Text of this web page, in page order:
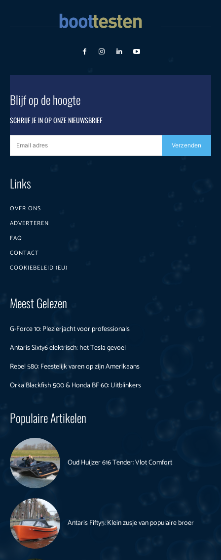
Blijf op de hoogte
SCHRIJF JE IN OP ONZE NIEUWSBRIEF
Verzenden
Links
OVER ONS
ADVERTEREN
FAQ
CONTACT
COOKIEBELEID (EU)
Meest Gelezen
G-Force 10: Plezierjacht voor professionals
Antaris Sixty6 elektrisch: het Tesla gevoel
Rebel 580: Feestelijk varen op zijn Amerikaans
Orka Blackfish 500 & Honda BF 60: Uitblinkers
Populaire Artikelen
Oud Huijzer 616 Tender: Vlot Comfort
Antaris Fifty5: Klein zusje van populaire broer